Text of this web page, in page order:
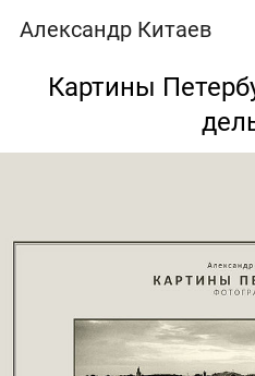
Александр Китаев
Картины